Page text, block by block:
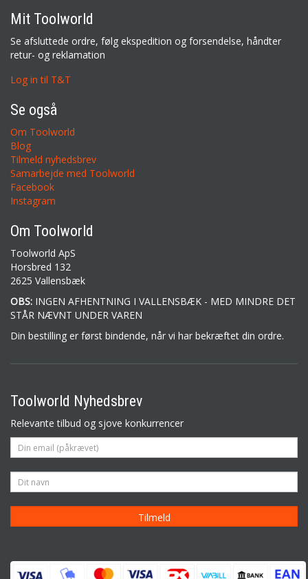
Mit Toolworld
Se afsluttede ordre, følg ekspedition og forsendelse, håndter
retur- og reklamation
Log in til T&T
Se også
Om Toolworld
Blog
Tilmeld nyhedsbrev
Samarbejde med Toolworld
Facebook
Instagram
Om Toolworld
Toolworld ApS
Horsbred 132
2625 Vallensbæk
OBS: INGEN AFHENTNING I VALLENSBÆK - MED MINDRE DET
STÅR NÆVNT UNDER VAREN
Din bestilling er først bindende, når vi har bekræftet din ordre.
Toolworld Nyhedsbrev
Relevante tilbud og sjove konkurrencer